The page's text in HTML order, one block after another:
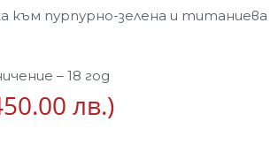
към пурпурно-зелена и титаниева
– 18 год
лв.)